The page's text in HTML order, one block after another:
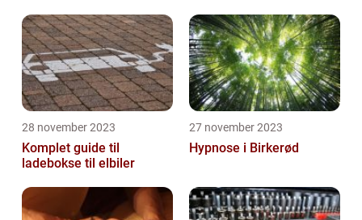
28 november 2023
Komplet guide til
ladebokse til elbiler
27 november 2023
Hypnose i Birkerød